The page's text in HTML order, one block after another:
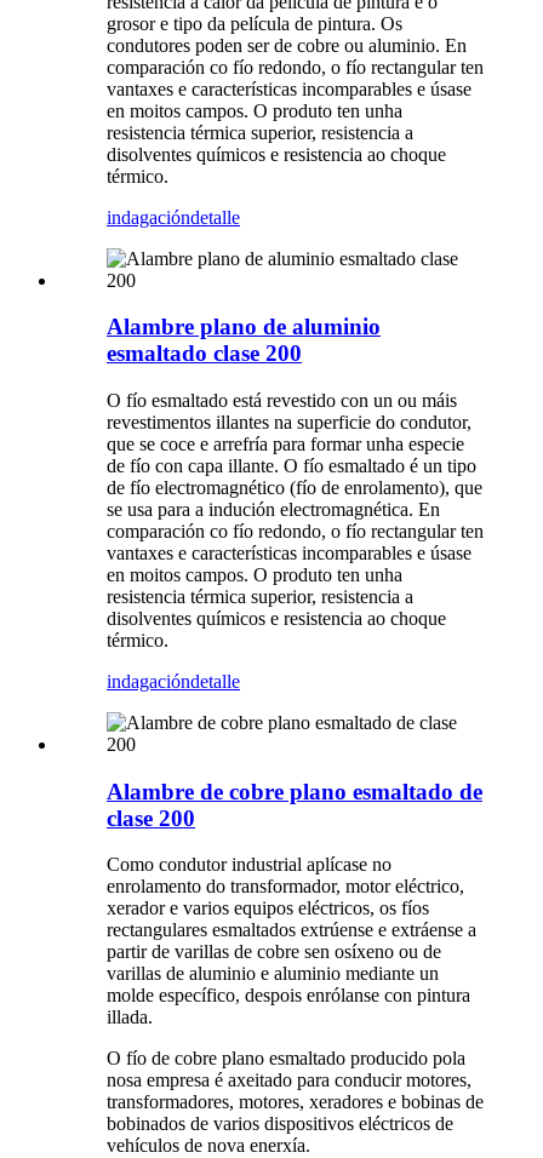
grosor e tipo da película de pintura. Os
condutores poden ser de cobre ou aluminio. En
comparación co fío redondo, o fío rectangular ten
vantaxes e características incomparables e úsase
en moitos campos. O produto ten unha
resistencia térmica superior, resistencia a
disolventes químicos e resistencia ao choque
térmico.
indagacióndetalle
Alambre plano de aluminio
esmaltado clase 200
O fío esmaltado está revestido con un ou máis
revestimentos illantes na superficie do condutor,
que se coce e arrefría para formar unha especie
de fío con capa illante. O fío esmaltado é un tipo
de fío electromagnético (fío de enrolamento), que
se usa para a indución electromagnética. En
comparación co fío redondo, o fío rectangular ten
vantaxes e características incomparables e úsase
en moitos campos. O produto ten unha
resistencia térmica superior, resistencia a
disolventes químicos e resistencia ao choque
térmico.
indagacióndetalle
Alambre de cobre plano esmaltado de
clase 200
Como condutor industrial aplícase no
enrolamento do transformador, motor eléctrico,
xerador e varios equipos eléctricos, os fíos
rectangulares esmaltados extrúense e extráense a
partir de varillas de cobre sen osíxeno ou de
varillas de aluminio e aluminio mediante un
molde específico, despois enrólanse con pintura
illada.
O fío de cobre plano esmaltado producido pola
nosa empresa é axeitado para conducir motores,
transformadores, motores, xeradores e bobinas de
bobinados de varios dispositivos eléctricos de
vehículos de nova enerxía.